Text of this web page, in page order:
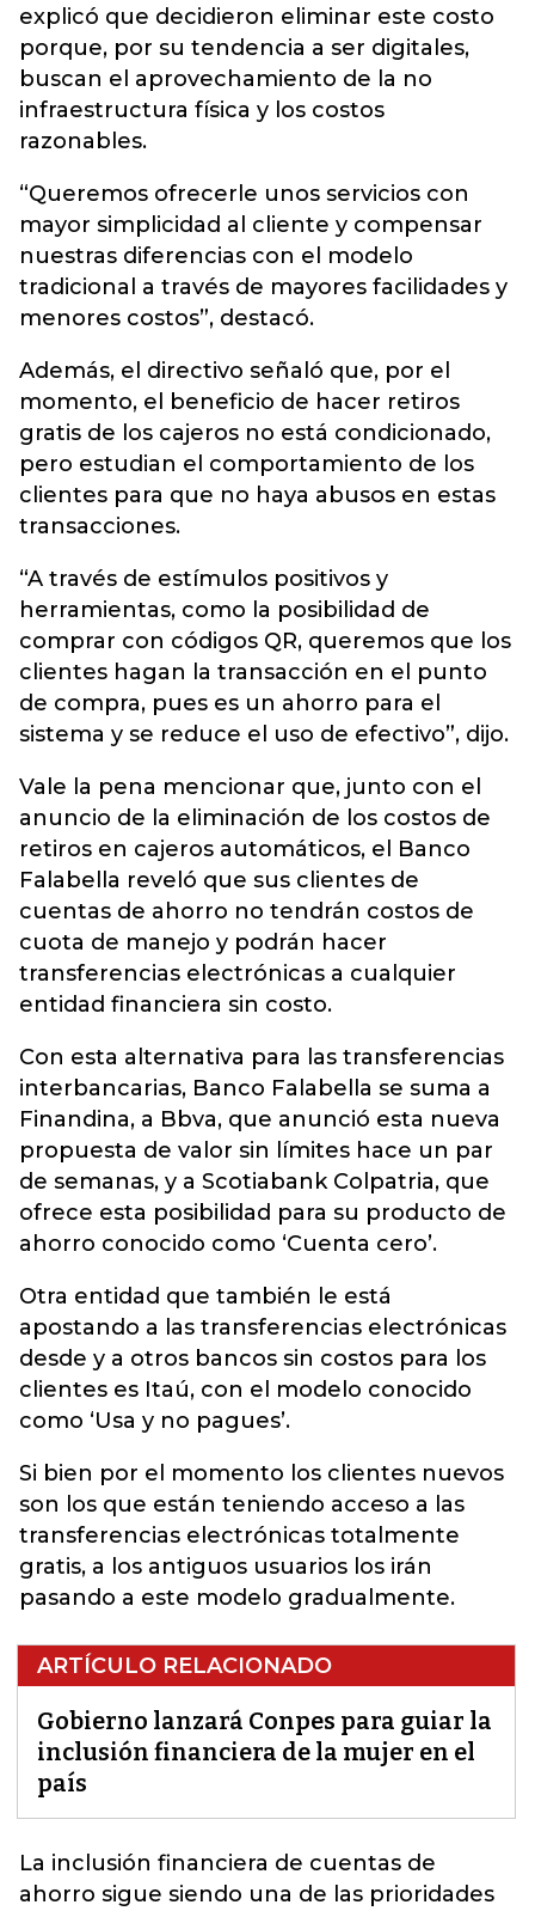
explicó que decidieron eliminar este costo
porque, por su tendencia a ser digitales,
buscan el aprovechamiento de la no
infraestructura física y los costos
razonables.
“Queremos ofrecerle unos servicios con
mayor simplicidad al cliente y compensar
nuestras diferencias con el modelo
tradicional a través de mayores facilidades y
menores costos”, destacó.
Además, el directivo señaló que, por el
momento, el beneficio de hacer retiros
gratis de los cajeros no está condicionado,
pero estudian el comportamiento de los
clientes para que no haya abusos en estas
transacciones.
“A través de estímulos positivos y
herramientas, como la posibilidad de
comprar con códigos QR, queremos que los
clientes hagan la transacción en el punto
de compra, pues es un ahorro para el
sistema y se reduce el uso de efectivo”, dijo.
Vale la pena mencionar que, junto con el
anuncio de la eliminación de los costos de
retiros en cajeros automáticos, el Banco
Falabella reveló que sus clientes de
cuentas de ahorro no tendrán costos de
cuota de manejo y podrán hacer
transferencias electrónicas a cualquier
entidad financiera sin costo.
Con esta alternativa para las transferencias
interbancarias, Banco Falabella se suma a
Finandina, a Bbva, que anunció esta nueva
propuesta de valor sin límites hace un par
de semanas, y a Scotiabank Colpatria, que
ofrece esta posibilidad para su producto de
ahorro conocido como ‘Cuenta cero’.
Otra entidad que también le está
apostando a las transferencias electrónicas
desde y a otros bancos sin costos para los
clientes es Itaú, con el modelo conocido
como ‘Usa y no pagues’.
Si bien por el momento los clientes nuevos
son los que están teniendo acceso a las
transferencias electrónicas totalmente
gratis, a los antiguos usuarios los irán
pasando a este modelo gradualmente.
ARTÍCULO RELACIONADO
Gobierno lanzará Conpes para guiar la
inclusión financiera de la mujer en el
país
La inclusión financiera de cuentas de
ahorro sigue siendo una de las prioridades